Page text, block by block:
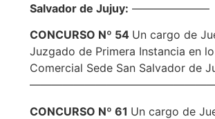
Salvador de Jujuy: ———————
CONCURSO Nº 54 Un cargo de
Juzgado de Primera Instancia en
Comercial Sede San Salvador de
CONCURSO Nº 61 Un cargo de